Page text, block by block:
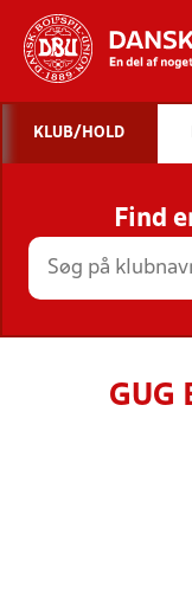
KLUB/HOLD
Find
GUG